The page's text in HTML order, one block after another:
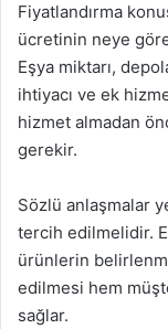
Fiyatlandırma
ücretinin neye
Eşya miktarı,
ihtiyacı ve ek
hizmet almadan
gerekir.
Sözlü anlaşmalar
tercih edilmelidir.
ürünlerin
edilmesi hem
sağlar.